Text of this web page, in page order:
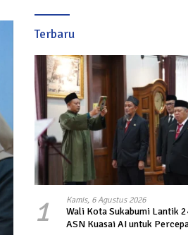
Terbaru
1 Kamis, 6 Agustus 2026
Wali Kota Sukabumi Lantik
ASN Kuasai AI untuk